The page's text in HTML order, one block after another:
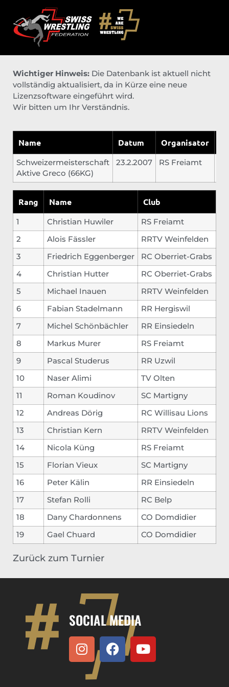
Wichtiger Hinweis: Die Datenbank ist aktuell nicht
vollständig aktualisiert, da in Kürze eine neue
Lizenzsoftware eingeführt wird.
Wir bitten um Ihr Verständnis.
Name Datum Organisator
Schweizermeisterschaft
Aktive Greco (66KG)
23.2.2007 RS Freiamt
Rang Name Club
1 Christian Huwiler
RS Freiamt
2
Alois Fässler
RRTV Weinfelden
3
Friedrich Eggenberger
RC Oberriet-Grabs
4
Christian Hutter
RC Oberriet-Grabs
5
Michael Inauen
RRTV Weinfelden
6
Fabian Stadelmann
RR Hergiswil
7
Michel Schönbächler
RR Einsiedeln
8
Markus Murer
RS Freiamt
9
Pascal Studerus
RR Uzwil
10
Naser Alimi
TV Olten
11
Roman Koudinov
SC Martigny
12
Andreas Dörig
RC Willisau Lions
13
Christian Kern
RRTV Weinfelden
14
Nicola Küng
RS Freiamt
15
Florian Vieux
SC Martigny
16
Peter Kälin
RR Einsiedeln
17
Stefan Rolli
RC Belp
18
Dany Chardonnens
CO Domdidier
19
Gael Chuard CO Domdidier
Zurück zum Turnier
SOCIAL MEDIA